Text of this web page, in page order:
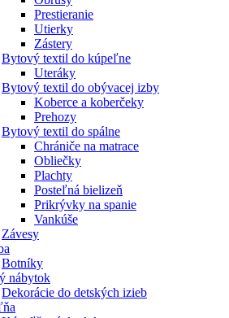
Prestieranie
Utierky
Zástery
Bytový textil do kúpeľne
Uteráky
Bytový textil do obývacej izby
Koberce a koberčeky
Prehozy
Bytový textil do spálne
Chrániče na matrace
Obliečky
Plachty
Posteľná bielizeň
Prikrývky na spanie
Vankúše
Závesy
Botníky
nábytok
Dekorácie do detských izieb